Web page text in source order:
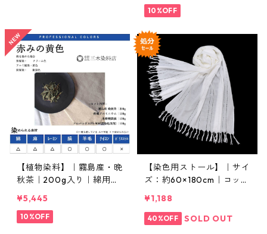
10%OFF
【植物染料】｜霧島産・晩
秋茶｜200g入り｜綿用・
¥5,445
10%OFF
【染色用ストール】｜サイ
ズ：約60×180cm｜コット
¥1,188
40%OFF SOLD OUT